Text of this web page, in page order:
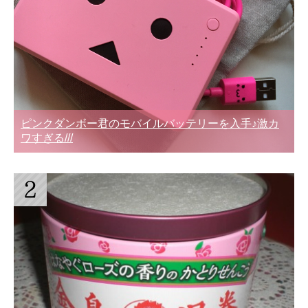
ピンクダンボー君のモバイルバッテリーを入手♪激カ
ワすぎる///